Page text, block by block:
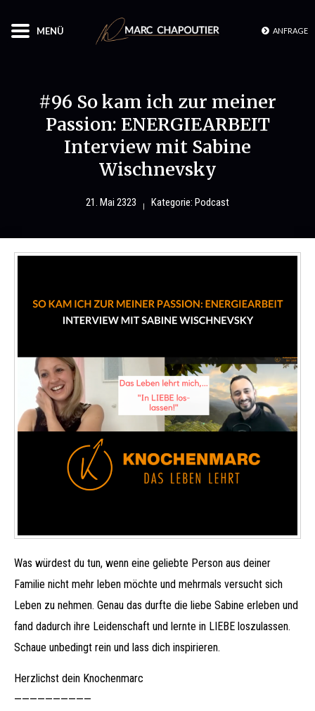
MENÜ ANFRAGE
#96 So kam ich zur meiner
Passion: ENERGIEARBEIT
Interview mit Sabine
Wischnevsky
21. Mai 2323 Kategorie: Podcast
Was würdest du tun, wenn eine geliebte Person aus deiner
Familie nicht mehr leben möchte und mehrmals versucht sich
Leben zu nehmen. Genau das durfte die liebe Sabine erleben und
fand dadurch ihre Leidenschaft und lernte in LIEBE loszulassen.
Schaue unbedingt rein und lass dich inspirieren.
Herzlichst dein Knochenmarc
——————————